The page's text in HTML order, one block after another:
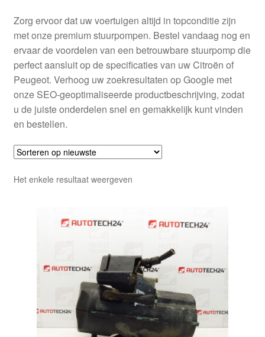
Wereldwijde verzending
Winkelwagen
Zorg ervoor dat uw voertuigen altijd in topconditie zijn
met onze premium stuurpompen. Bestel vandaag nog en
ervaar de voordelen van een betrouwbare stuurpomp die
perfect aansluit op de specificaties van uw Citroën of
Peugeot. Verhoog uw zoekresultaten op Google met
onze SEO-geoptimaliseerde productbeschrijving, zodat
u de juiste onderdelen snel en gemakkelijk kunt vinden
en bestellen.
Het enkele resultaat weergeven